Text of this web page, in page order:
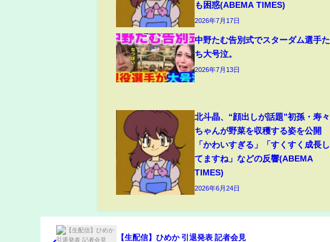
も困惑(ABEMA TIMES)
2026年7月17日
中野たむ告別式でスターダム選手た
ち大号泣。
2026年7月13日
北斗晶、“顔出しが話題”初孫・寿々
ちゃんが野菜を収穫する姿を公開
「かわいすぎる」「すくすく成長し
てますね」などの反響(ABEMA
TIMES)
2026年6月24日
【生配信】ひめか 引退発表 記者会見